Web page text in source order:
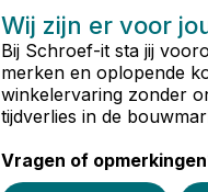
Wij zijn er voor
Bij Schroef-it sta jij
merken en oplopende
winkelervaring zonder
tijdverlies in de
Vragen of